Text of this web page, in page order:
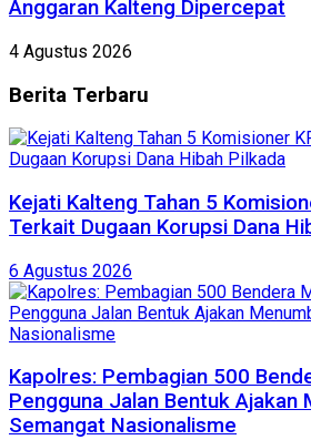
Anggaran Kalteng Dipercepat
4 Agustus 2026
Berita Terbaru
Kejati Kalteng Tahan 5
Terkait Dugaan Korupsi Dana
6 Agustus 2026
Kapolres: Pembagian 500
Pengguna Jalan Bentuk Ajakan
Semangat Nasionalisme